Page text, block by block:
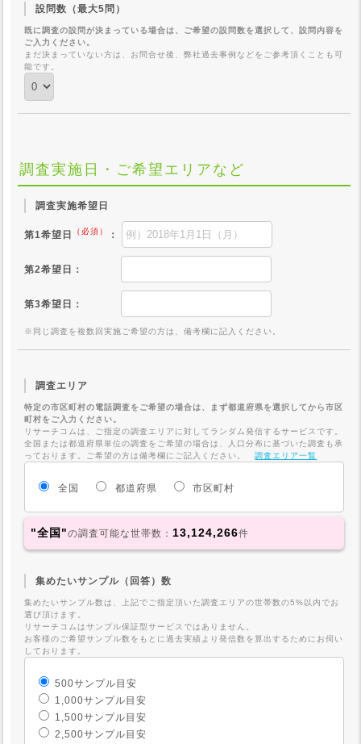
設問数（最大5問）
既に調査の設問が決まっている場合は、ご希望の設問数を選択して、設問内容を
ご入力ください。
まだ決まっていない方は、お問合せ後、弊社過去事例などをご参考頂くことも可
能です。
調査実施日・ご希望エリアなど
調査実施希望日
第1希望日 （必須） ：
第2希望日：
第3希望日：
※同じ調査を複数回実施ご希望の方は、備考欄に記入ください。
調査エリア
特定の市区町村の電話調査をご希望の場合は、まず都道府県を選択してから市区
町村をご入力ください。
リサーチコムは、ご指定の調査エリアに対してランダム発信するサービスです。
全国または都道府県単位の調査をご希望の場合は、人口分布に基づいた調査も承
っております。ご希望の方は備考欄にご記入ください。調査エリア一覧
全国 都道府県 市区町村
"全国"の調査可能な世帯数： 13,124,266件
集めたいサンプル（回答）数
集めたいサンプル数は、上記でご指定頂いた調査エリアの世帯数の5%以内でお
選び頂けます。
リサーチコムはサンプル保証型サービスではありません。
お客様のご希望サンプル数をもとに過去実績より発信数を算出するためにお伺い
しております。
500サンプル目安
1,000サンプル目安
1,500サンプル目安
2,500サンプル目安